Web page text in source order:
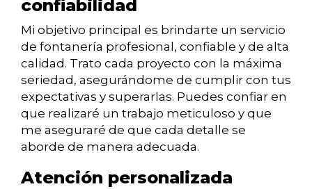
confiabilidad
Mi objetivo principal es brindarte un servicio
de fontanería profesional, confiable y de alta
calidad. Trato cada proyecto con la máxima
seriedad, asegurándome de cumplir con tus
expectativas y superarlas. Puedes confiar en
que realizaré un trabajo meticuloso y que
me aseguraré de que cada detalle se
aborde de manera adecuada.
Atención personalizada